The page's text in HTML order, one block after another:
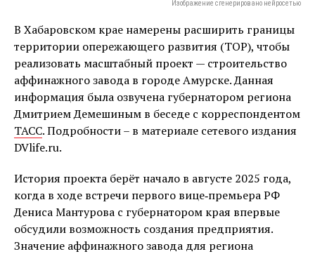
Изображение сгенерировано нейросетью
В Хабаровском крае намерены расширить границы
территории опережающего развития (ТОР), чтобы
реализовать масштабный проект — строительство
аффинажного завода в городе Амурске. Данная
информация была озвучена губернатором региона
Дмитрием Демешиным в беседе с корреспондентом
ТАСС. Подробности – в материале сетевого издания
DVlife.ru.
История проекта берёт начало в августе 2025 года,
когда в ходе встречи первого вице‑премьера РФ
Дениса Мантурова с губернатором края впервые
обсудили возможность создания предприятия.
Значение аффинажного завода для региона